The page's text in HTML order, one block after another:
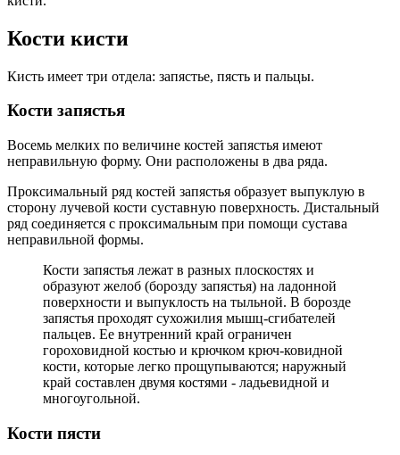
Кости кисти
Кисть имеет три отдела: запястье, пясть и пальцы.
Кости запястья
Восемь мелких по величине костей запястья имеют
неправильную форму. Они расположены в два ряда.
Проксимальный ряд костей запястья образует выпуклую в
сторону лучевой кости суставную поверхность. Дистальный
ряд соединяется с проксимальным при помощи сустава
неправильной формы.
Кости запястья лежат в разных плоскостях и
образуют желоб (борозду запястья) на ладонной
поверхности и выпуклость на тыльной. В борозде
запястья проходят сухожилия мышц-сгибателей
пальцев. Ее внутренний край ограничен
гороховидной костью и крючком крюч-ковидной
кости, которые легко прощупываются; наружный
край составлен двумя костями - ладьевидной и
многоугольной.
Кости пясти